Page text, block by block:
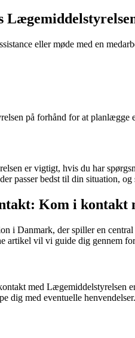
eller møde med en
på forhånd for at
er vigtigt, hvis du har
passer bedst til din situation,
Kom i kontakt
i Danmark, der spiller en
artikel vil vi guide dig gennem
med
dig med eventuelle henvendelser.